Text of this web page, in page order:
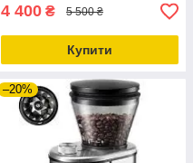
4 400 ₴ 5 500 ₴
Купити
–20%